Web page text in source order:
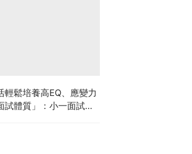
輕鬆培養高EQ、應變力
試體質」：小一面試最